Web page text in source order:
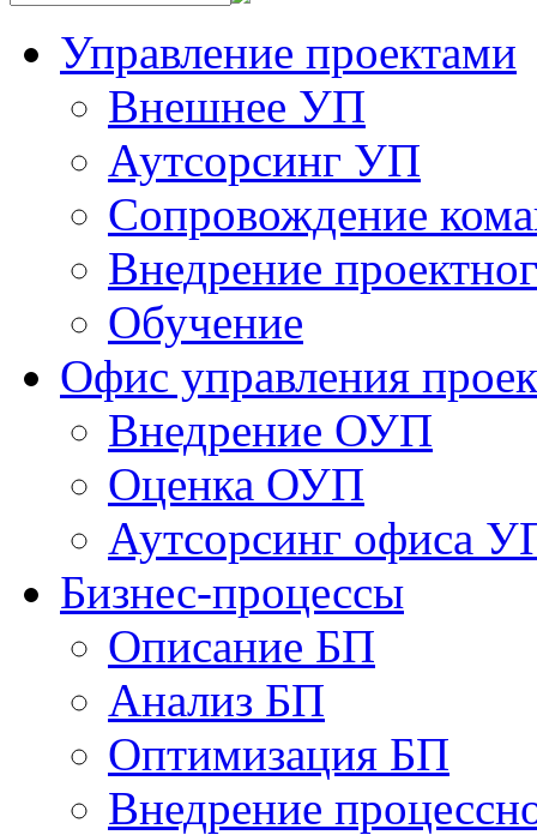
Управление проектами
Внешнее УП
Аутсорсинг УП
Сопровождение
Внедрение
Обучение
Офис управления
Bнедрение ОУП
Оценка ОУП
Аутсорсинг офиса
Бизнес-процессы
Описание БП
Анализ БП
Оптимизация БП
Внедрение